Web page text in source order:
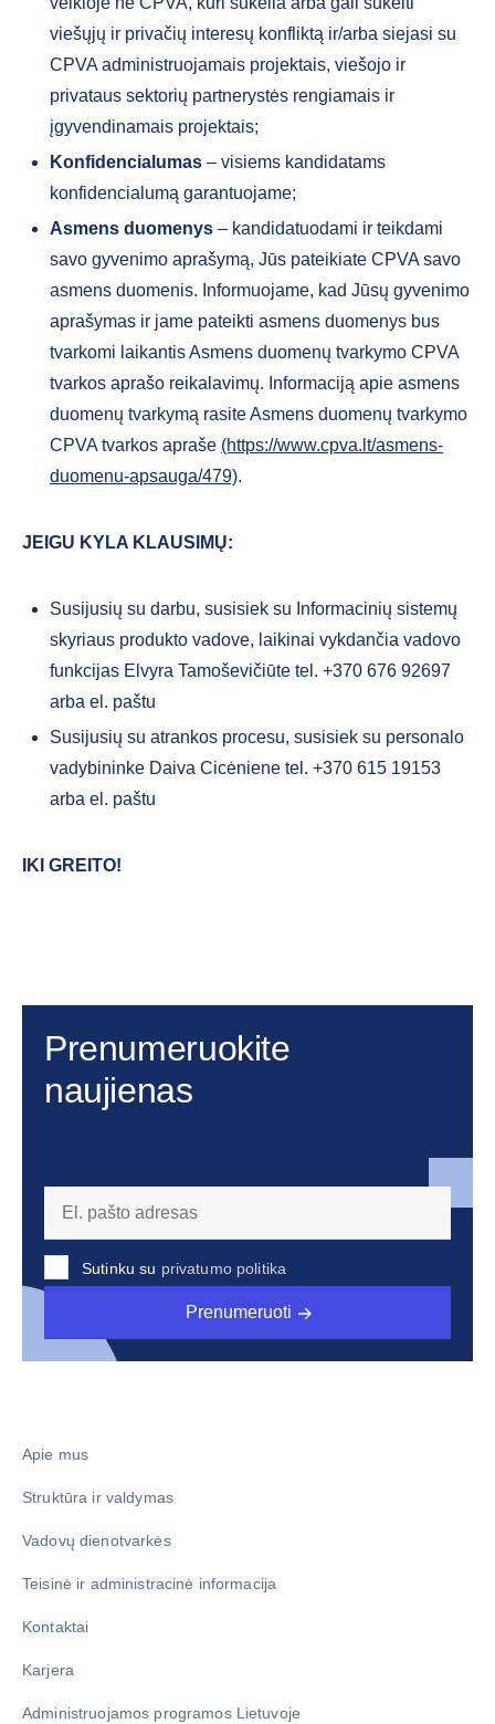
viešųjų ir privačių interesų konfliktą ir/arba siejasi su
CPVA administruojamais projektais, viešojo ir
privataus sektorių partnerystės rengiamais ir
įgyvendinamais projektais;
Konfidencialumas – visiems kandidatams
konfidencialumą garantuojame;
Asmens duomenys – kandidatuodami ir teikdami
savo gyvenimo aprašymą, Jūs pateikiate CPVA savo
asmens duomenis. Informuojame, kad Jūsų gyvenimo
aprašymas ir jame pateikti asmens duomenys bus
tvarkomi laikantis Asmens duomenų tvarkymo CPVA
tvarkos aprašo reikalavimų. Informaciją apie asmens
duomenų tvarkymą rasite Asmens duomenų tvarkymo
CPVA tvarkos apraše (https://www.cpva.lt/asmens-
duomenu-apsauga/479).
JEIGU KYLA KLAUSIMŲ:
Susijusių su darbu, susisiek su Informacinių sistemų
skyriaus produkto vadove, laikinai vykdančia vadovo
funkcijas Elvyra Tamoševičiūte tel. +370 676 92697
arba el. paštu
Susijusių su atrankos procesu, susisiek su personalo
vadybininke Daiva Cicėniene tel. +370 615 19153
arba el. paštu
IKI GREITO!
Prenumeruokite
naujienas
Sutinku su privatumo politika
Prenumeruoti
Apie mus
Struktūra ir valdymas
Vadovų dienotvarkės
Teisinė ir administracinė informacija
Kontaktai
Karjera
Administruojamos programos Lietuvoje